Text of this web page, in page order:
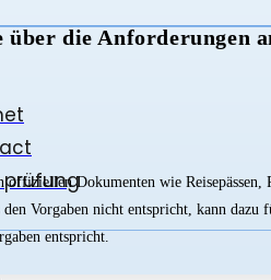
prüfung
die Anforderungen
Dokumenten wie
Vorgaben nicht entspricht, kann
entspricht.